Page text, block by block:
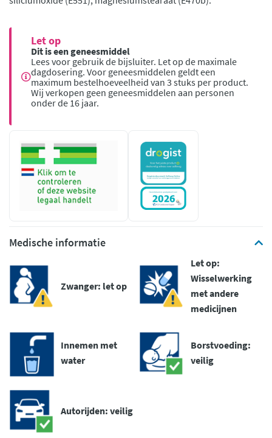
Let op
Dit is een geneesmiddel
Lees voor gebruik de bijsluiter. Let op de maximale
dagdosering. Voor geneesmiddelen geldt een
maximum bestelhoeveelheid van 3 stuks per product.
Wij verkopen geen geneesmiddelen aan personen
onder de 16 jaar.
Medische informatie
Zwanger: let op
Let op:
Wisselwerking
met andere
medicijnen
Innemen met
water
Borstvoeding:
veilig
Autorijden: veilig